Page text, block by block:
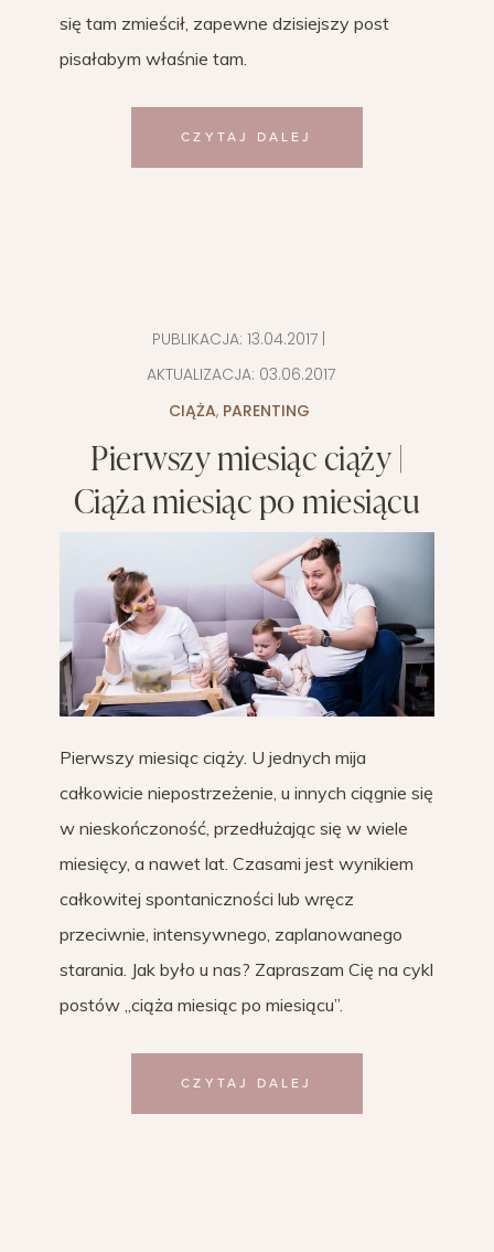
się tam zmieścił, zapewne dzisiejszy post
pisałabym właśnie tam.
CZYTAJ DALEJ
PUBLIKACJA: 13.04.2017 |
AKTUALIZACJA: 03.06.2017
CIĄŻA, PARENTING
Pierwszy miesiąc ciąży |
Ciąża miesiąc po miesiącu
Pierwszy miesiąc ciąży. U jednych mija
całkowicie niepostrzeżenie, u innych ciągnie się
w nieskończoność, przedłużając się w wiele
miesięcy, a nawet lat. Czasami jest wynikiem
całkowitej spontaniczności lub wręcz
przeciwnie, intensywnego, zaplanowanego
starania. Jak było u nas? Zapraszam Cię na cykl
postów „ciąża miesiąc po miesiącu”.
CZYTAJ DALEJ